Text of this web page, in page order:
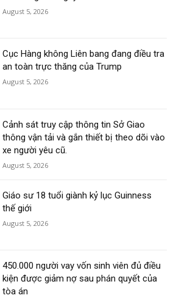
August 5, 2026
Cục Hàng không Liên bang đang điều tra
an toàn trực thăng của Trump
August 5, 2026
Cảnh sát truy cập thông tin Sở Giao
thông vận tải và gắn thiết bị theo dõi vào
xe người yêu cũ.
August 5, 2026
Giáo sư 18 tuổi giành kỷ lục Guinness
thế giới
August 5, 2026
450.000 người vay vốn sinh viên đủ điều
kiện được giảm nợ sau phán quyết của
tòa án